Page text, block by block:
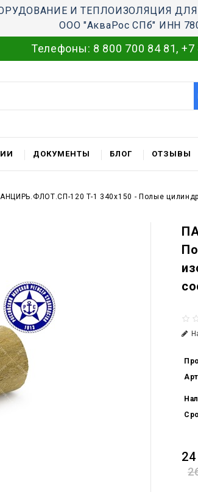
И ТЕПЛОИЗОЛЯЦИЯ
ООО "АкваРос СПб" ИНН
Телефоны: 8 800 700 84 81, +7
ДОКУМЕНТЫ БЛОГ ОТЗЫВЫ
120 T-1 340x150 - Полые